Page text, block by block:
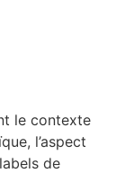
le contexte
l’aspect
de